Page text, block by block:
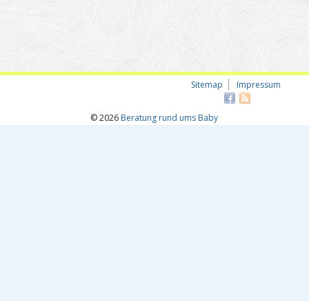
Sitemap Impressum
© 2026 Beratung rund ums Baby